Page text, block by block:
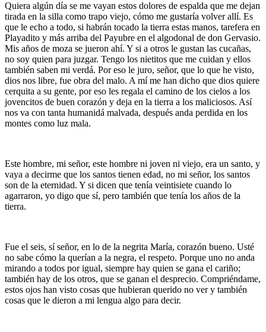
Quiera algún día se me vayan estos dolores de espalda que me dejan
tirada en la silla como trapo viejo, cómo me gustaría volver allí. Es
que le echo a todo, si habrán tocado la tierra estas manos, tarefera en
Playadito y más arriba del Payubre en el algodonal de don Gervasio.
Mis años de moza se jueron ahí. Y si a otros le gustan las cucañas,
no soy quien para juzgar. Tengo los nietitos que me cuidan y ellos
también saben mi verdá. Por eso le juro, señor, que lo que he visto,
dios nos libre, fue obra del malo. A mí me han dicho que dios quiere
cerquita a su gente, por eso les regala el camino de los cielos a los
jovencitos de buen corazón y deja en la tierra a los maliciosos. Así
nos va con tanta humanidá malvada, después anda perdida en los
montes como luz mala.
Este hombre, mi señor, este hombre ni joven ni viejo, era un santo, y
vaya a decirme que los santos tienen edad, no mi señor, los santos
son de la eternidad. Y si dicen que tenía veintisiete cuando lo
agarraron, yo digo que sí, pero también que tenía los años de la
tierra.
Fue el seis, sí señor, en lo de la negrita María, corazón bueno. Usté
no sabe cómo la querían a la negra, el respeto. Porque uno no anda
mirando a todos por igual, siempre hay quien se gana el cariño;
también hay de los otros, que se ganan el desprecio. Compriéndame,
estos ojos han visto cosas que hubieran querido no ver y también
cosas que le dieron a mi lengua algo para decir.